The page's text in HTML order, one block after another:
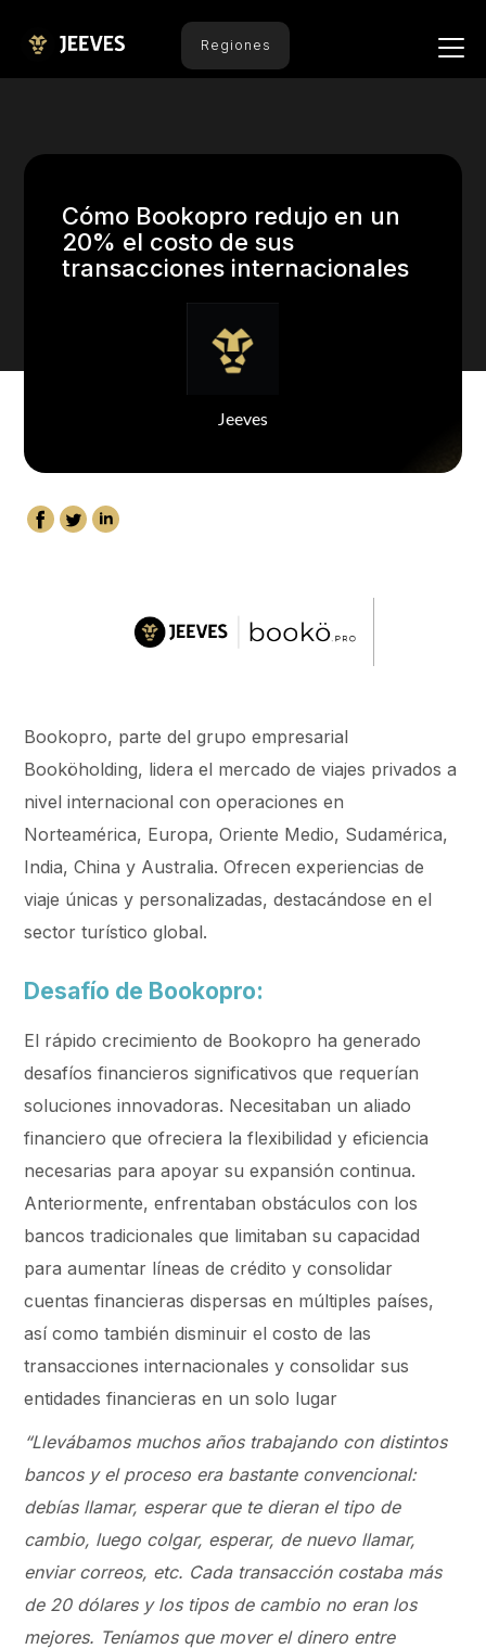
Regiones
Cómo Bookopro redujo en un
20% el costo de sus
transacciones internacionales
Jeeves
Bookopro, parte del grupo empresarial
Booköholding, lidera el mercado de viajes privados a
nivel internacional con operaciones en
Norteamérica, Europa, Oriente Medio, Sudamérica,
India, China y Australia. Ofrecen experiencias de
viaje únicas y personalizadas, destacándose en el
sector turístico global.
Desafío de Bookopro:
El rápido crecimiento de Bookopro ha generado
desafíos financieros significativos que requerían
soluciones innovadoras. Necesitaban un aliado
financiero que ofreciera la flexibilidad y eficiencia
necesarias para apoyar su expansión continua.
Anteriormente, enfrentaban obstáculos con los
bancos tradicionales que limitaban su capacidad
para aumentar líneas de crédito y consolidar
cuentas financieras dispersas en múltiples países,
así como también disminuir el costo de las
transacciones internacionales y consolidar sus
entidades financieras en un solo lugar
“Llevábamos muchos años trabajando con distintos
bancos y el proceso era bastante convencional:
debías llamar, esperar que te dieran el tipo de
cambio, luego colgar, esperar, de nuevo llamar,
enviar correos, etc. Cada transacción costaba más
de 20 dólares y los tipos de cambio no eran los
mejores. Teníamos que mover el dinero entre